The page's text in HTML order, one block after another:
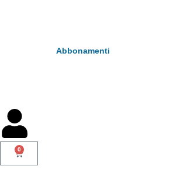
Abbonamenti
0